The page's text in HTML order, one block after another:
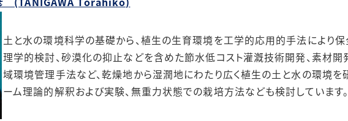
土と水の環境科学の基礎から、植生の生育環境を工学的応用的手法により保
理学的検討、砂漠化の抑止などを含めた節水低コスト灌漑技術開発、素材
域環境管理手法など、乾燥地から湿潤地にわたり広く植生の土と水の環境を
ーム理論的解釈および実験、無重力状態での栽培方法なども検討しています。